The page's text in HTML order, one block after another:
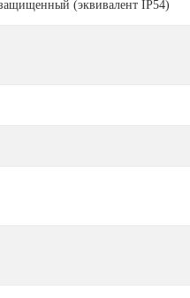
(эквивалент IP54)